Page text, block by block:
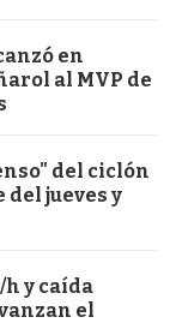
en
al MVP de
del ciclón
jueves y
h y caída
el